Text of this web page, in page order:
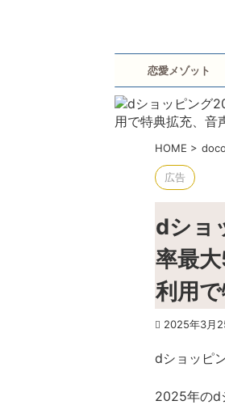
恋愛メゾット
HOME >
広告
dショ
率最
利用
2025年3月
dショッピ
2025年のd